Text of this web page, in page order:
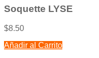
5
Soquette LYSE
$8.50
Añadir al Carrito